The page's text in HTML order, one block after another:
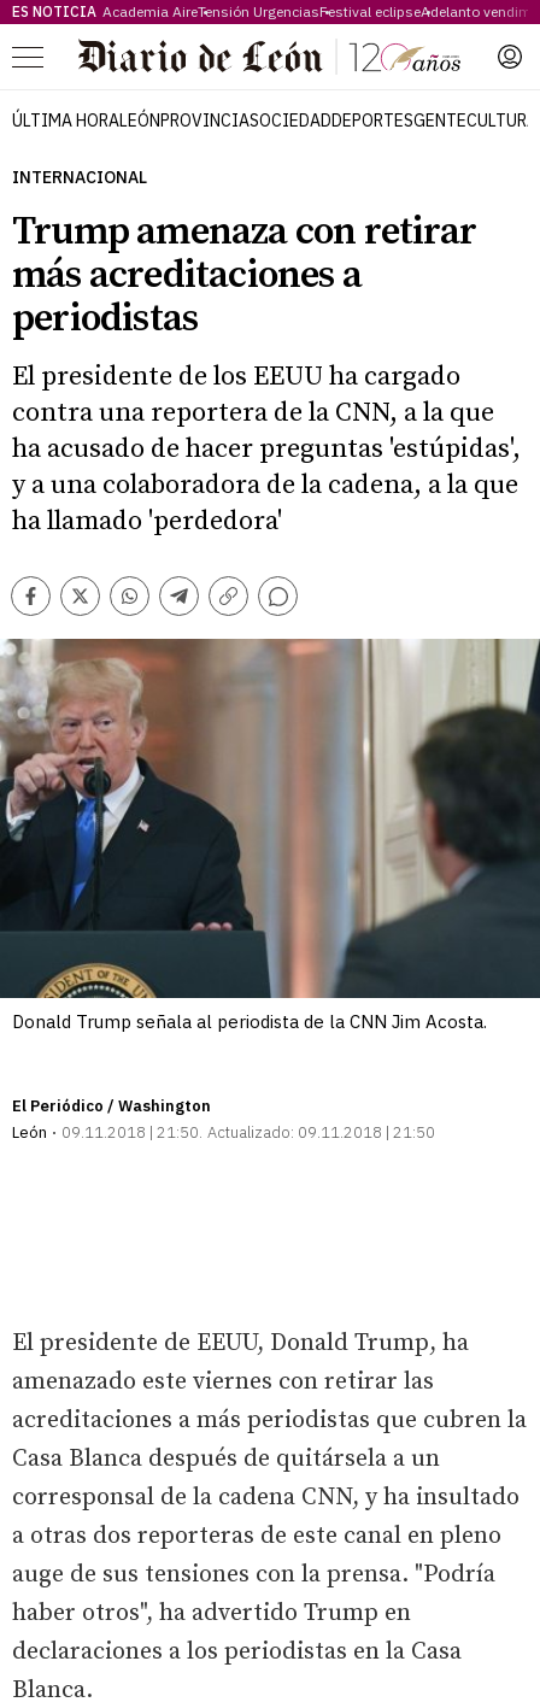
ES NOTICIA Academia AireTensión UrgenciasFestival eclipseAdelanto
Menú
ÚLTIMA HORALEÓNPROVINCIASOCIEDADDEPORTESGENTECULTURA
INTERNACIONAL
Trump amenaza con retirar
más acreditaciones a
periodistas
El presidente de los EEUU ha cargado
contra una reportera de la CNN, a la que
ha acusado de hacer preguntas 'estúpidas',
y a una colaboradora de la cadena, a la que
ha llamado 'perdedora'
Facebook
TwitterWhatsappTelegram
Copiar
Comentarios
Donald Trump señala al periodista de la CNN Jim Acosta.
El Periódico / Washington
León
09.11.2018 | 21:50 Actualizado: 09.11.2018 | 21:50
El presidente de EEUU, Donald Trump, ha
amenazado este viernes con retirar las
acreditaciones a más periodistas que cubren la
Casa Blanca después de quitársela a un
corresponsal de la cadena CNN, y ha insultado
a otras dos reporteras de este canal en pleno
auge de sus tensiones con la prensa. "Podría
haber otros", ha advertido Trump en
declaraciones a los periodistas en la Casa
Blanca.